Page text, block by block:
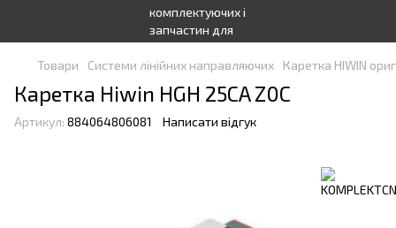
Товари Системи лінійних направляючих Каретка HIWIN
Каретка Hiwin HGH 25CA Z0C
Артикул: 884064806081 Написати відгук